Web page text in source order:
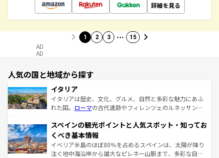
詳細を見る
1 2 3 … 15
AD
AD
人気の国と地域から探す
イタリア
イタリアは歴史、文化、グルメ、自然と多彩な魅力にあふ
れた国。 ローマの古代遺跡やフィレンツェのルネッサンス
ろん、トスカーナの美しい田園風景やアマルフィ海岸の絶
景など、自然景観も見逃せない。観光の合間には、本場の
ピザやパスタなど、絶品のイタリア料理を堪能することも
できる。朝目覚めてから夜眠るまで、すべての瞬間を楽し
スペインの観光ポイントと人気スポット・知ってお
くべき基本情報
イベリア半島のほぼ80％を占めるスペインは、太陽が降り
注ぐ地中海沿岸から雄大なピレネー山脈まで、多彩な自然